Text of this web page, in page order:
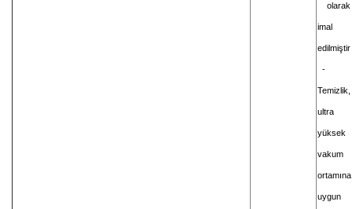
olarak
imal
edilmiştir
-
Temizlik,
ultra
yüksek
vakum
ortamına
uygun